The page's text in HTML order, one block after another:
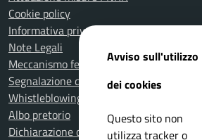
Cookie policy
Informativa privacy
Note Legali
Meccanismo feedback per l'accessibilità
Segnalazione di illeciti nella Pubblica
Whistleblowing)
Albo pretorio
Dichiarazione di accessibilità
Avviso sull'utilizzo
dei cookies
Questo sito non
utilizza tracker o